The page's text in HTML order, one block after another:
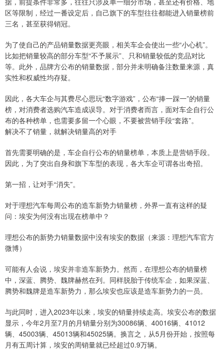
区等限制，经过一番设定后，自己旗下的车型往往都能进入销量榜前
三名，甚至获得销冠。
为了使自己的产品销量数据更亮眼，相关车企会使出一些“小心机”。
比如把销量较高的部分车型“不予展示”、只和销量较低的竞品对比
等。此外，品牌方公布的销量数据，部分并未明确备注数量来源，真
实性和权威性均存疑。
因此，各大车企与其费尽心思玩“数字游戏”，公布“捧一踩一”的销量
榜，对消费者选购汽车造成误导。对于消费者而言，面对车企自行公
布的各种榜单，也需要多留一个心眼，不要被营销手段“套路”。
解决不了销量，就解决销量高的对手
首先需要明确的是，车企自行公布的销量榜单，本质上是营销手段。
因此，为了突出自身和旗下车型的表现，各大车企可谓各出奇招。
第一招，让对手“消失”。
对于理想汽车每周公布的造车新势力销量榜，外界一直有这样的疑
问：埃安为何没有出现在榜单中？
理想公布的新势力销量数据中没有埃安的数据（来源：理想汽车官方
微博）
可能有人会说，埃安并非造车新势力。然而，在理想公布的销量榜
中，深蓝、腾势、魏牌赫然在列。同样脱胎于传统车企，如果深蓝、
腾势和魏牌是造车新势力，那么埃安也应该是造车新势力的一员。
与此同时，进入2023年以来，埃安的销量持续走高。埃安公布的数据
显示，今年2月至7月的月销量分别为30086辆、40016辆、41012
辆、45003辆、45013辆和45025辆。换言之，从5月份开始，按照每
月有五周计算，埃安的周销量就已经超过0.9万辆。